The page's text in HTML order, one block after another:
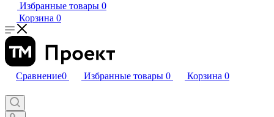
Избранные товары 0
Корзина 0
Сравнение0 Избранные товары 0 Корзина 0